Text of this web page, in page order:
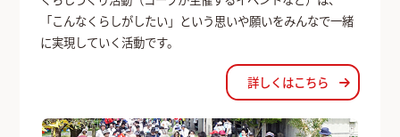
「こんなくらしがしたい」という思いや願いをみんなで一緒
に実現していく活動です。
詳しくはこちら